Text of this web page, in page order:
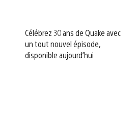
Célébrez 30 ans de Quake avec
un tout nouvel épisode,
disponible aujourd’hui